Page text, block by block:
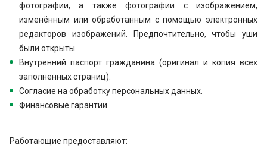
фотографии, а также фотографии с изображением,
изменённым или обработанным с помощью электронных
редакторов изображений. Предпочтительно, чтобы уши
были открыты.
Внутренний паспорт гражданина (оригинал и копия всех
заполненных страниц).
Согласие на обработку персональных данных.
Финансовые гарантии.
Работающие предоставляют: